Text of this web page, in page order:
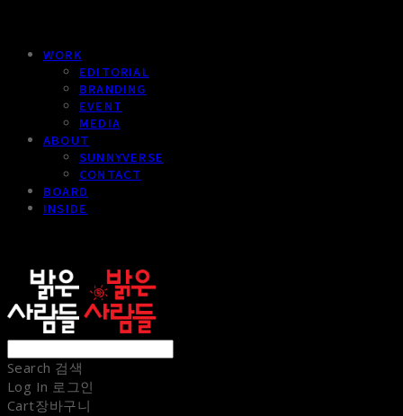
WORK
EDITORIAL
BRANDING
EVENT
MEDIA
ABOUT
SUNNYVERSE
CONTACT
BOARD
INSIDE
Search 검색
Log In 로그인
Cart장바구니